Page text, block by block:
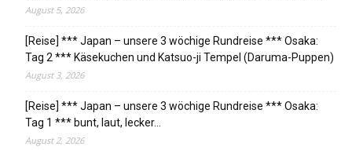
August 5, 2026
[Reise] *** Japan – unsere 3 wöchige Rundreise *** Osaka:
Tag 2 *** Käsekuchen und Katsuo-ji Tempel (Daruma-Puppen)
August 3, 2026
[Reise] *** Japan – unsere 3 wöchige Rundreise *** Osaka:
Tag 1 *** bunt, laut, lecker…
August 2, 2026